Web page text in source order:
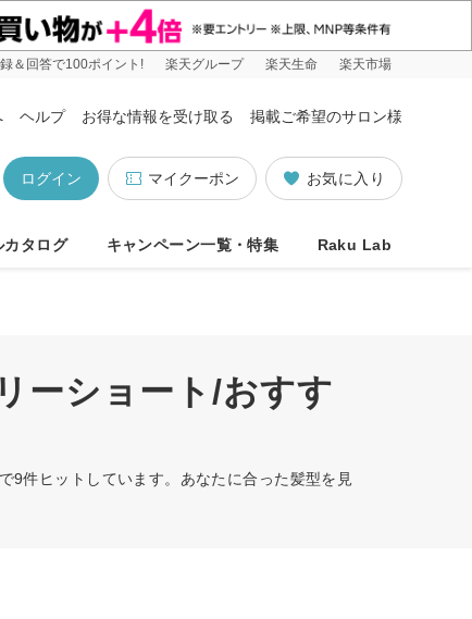
＆回答で100ポイント! 楽天グループ 楽天生命 楽天市場
ヘルプ お得な情報を受け取る 掲載ご希望のサロン様
お気に入り
マイクーポン
ログイン
カタログ キャンペーン一覧・特集 Raku Lab
ーショート/おすす
9件ヒットしています。あなたに合った髪型を見